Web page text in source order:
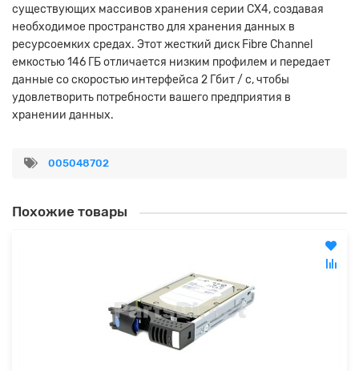
существующих массивов хранения серии CX4, создавая
необходимое пространство для хранения данных в
ресурсоемких средах. Этот жесткий диск Fibre Channel
емкостью 146 ГБ отличается низким профилем и передает
данные со скоростью интерфейса 2 Гбит / с, чтобы
удовлетворить потребности вашего предприятия в
хранении данных.
005048702
Похожие товары